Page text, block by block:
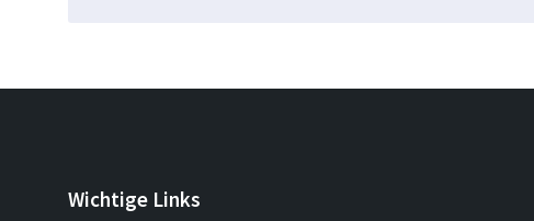
Wichtige Links